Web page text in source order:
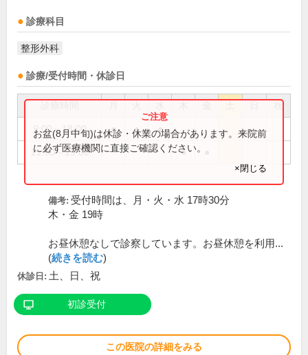
診療科目
整形外科
診療/受付時間・休診日
祝
9:00～18:00 ● ● ●
11:00～19:00 ●
お盆(8月中旬)は休診・休業の場合があります。来院前
に必ず医療機関に直接ご確認ください。
×閉じる
備考: 受付時間は、月・火・水 17時30分
木・金 19時
お昼休憩なしで診察しています。お昼休憩を利用...
(続きを読む)
休診日: 土、日、祝
初診受付
この医院の詳細をみる